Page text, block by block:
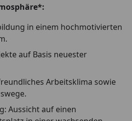
in einem hochmotivierten
auf Basis neuester
Arbeitsklima sowie
Aussicht auf einen